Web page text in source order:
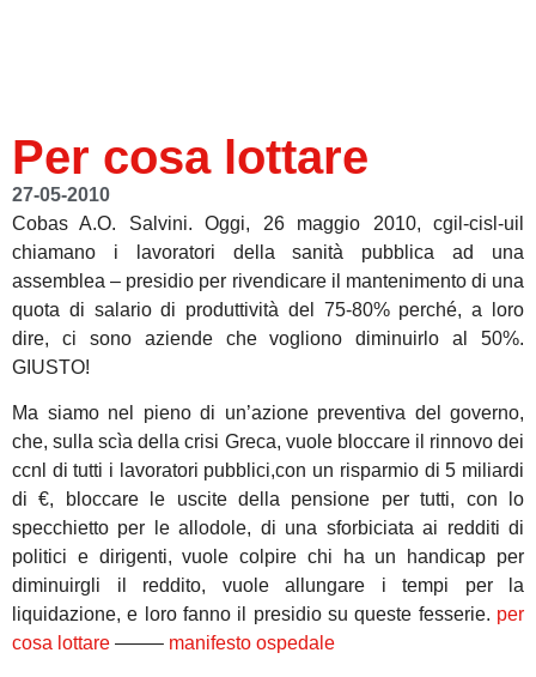
Per cosa lottare
27-05-2010
Cobas A.O. Salvini. Oggi, 26 maggio 2010, cgil-cisl-uil
chiamano i lavoratori della sanità pubblica ad una
assemblea – presidio per rivendicare il mantenimento di una
quota di salario di produttività del 75-80% perché, a loro
dire, ci sono aziende che vogliono diminuirlo al 50%.
GIUSTO!
Ma siamo nel pieno di un’azione preventiva del governo,
che, sulla scìa della crisi Greca, vuole bloccare il rinnovo dei
ccnl di tutti i lavoratori pubblici,con un risparmio di 5 miliardi
di €, bloccare le uscite della pensione per tutti, con lo
specchietto per le allodole, di una sforbiciata ai redditi di
politici e dirigenti, vuole colpire chi ha un handicap per
diminuirgli il reddito, vuole allungare i tempi per la
liquidazione, e loro fanno il presidio su queste fesserie. per
cosa lottare ——– manifesto ospedale